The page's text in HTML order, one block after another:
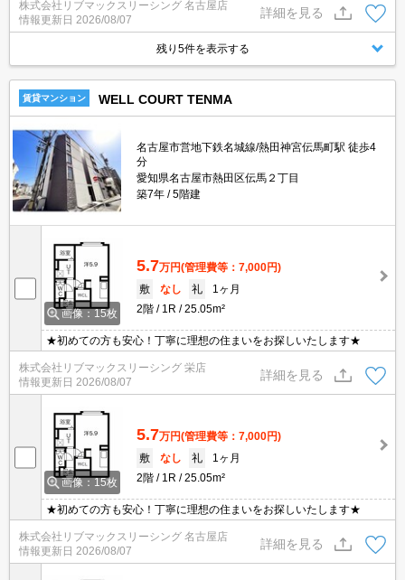
神宮伝馬町」まで徒歩3分の立地です♪
株式会社リブマックスリーシング 名古屋店
情報更新日 2026/08/07
詳細を見る
残り5件を表示する
賃貸マンション WELL COURT TENMA
名古屋市営地下鉄名城線/熱田神宮伝馬町駅 徒歩4
分
愛知県名古屋市熱田区伝馬２丁目
築7年
5階建
画像：15枚
5.7万円(管理費等：7,000円)
敷
なし 礼
1ヶ月
2階
1R 25.05m²
★初めての方も安心！丁寧に理想の住まいをお探しいたします★
株式会社リブマックスリーシング 栄店
情報更新日 2026/08/07
詳細を見る
画像：15枚
5.7万円(管理費等：7,000円)
敷
なし 礼
1ヶ月
2階
1R 25.05m²
★初めての方も安心！丁寧に理想の住まいをお探しいたします★
株式会社リブマックスリーシング 名古屋店
情報更新日 2026/08/07
詳細を見る